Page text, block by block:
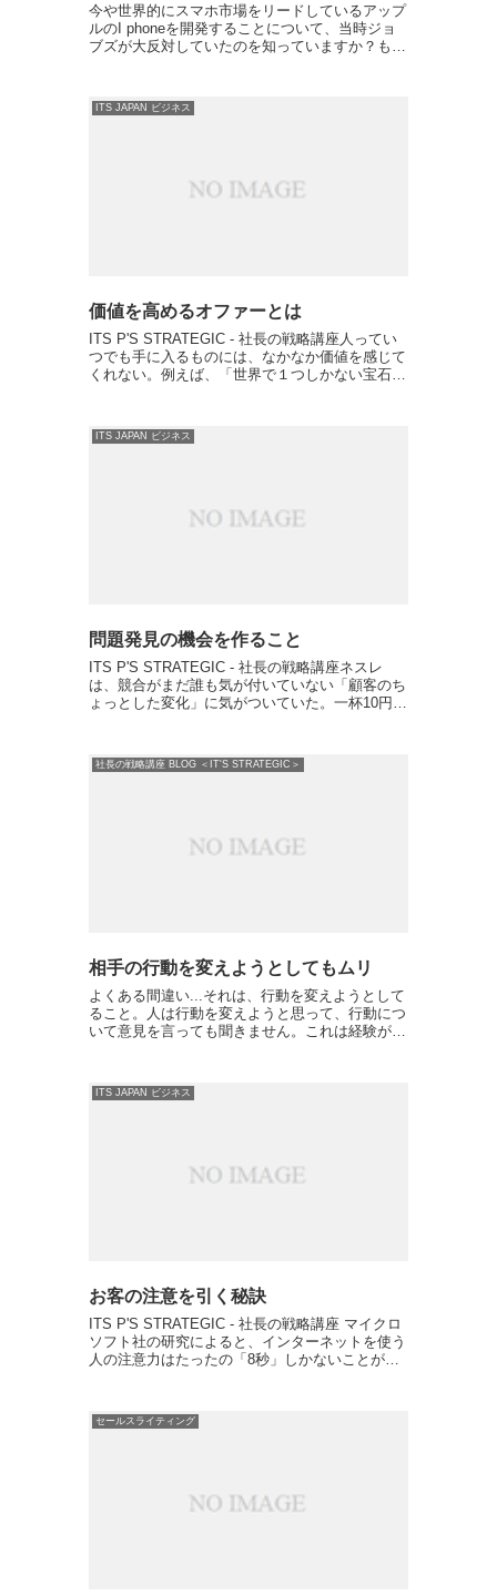
今や世界的にスマホ市場をリードしているアップ
ルのI phoneを開発することについて、当時ジョ
ブズが大反対していたのを知っていますか？もし
模チームがジ...
ITS JAPAN ビジネス
価値を高めるオファーとは
ITS P'S STRATEGIC - 社長の戦略講座人ってい
つでも手に入るものには、なかなか価値を感じて
くれない。例えば、「世界で１つしかない宝石」
な...
ITS JAPAN ビジネス
問題発見の機会を作ること
ITS P'S STRATEGIC - 社長の戦略講座ネスレ
は、競合がまだ誰も気が付いていない「顧客のち
ょっとした変化」に気がついていた。一杯10円で
社長の戦略講座 BLOG ＜IT'S STRATEGIC＞
相手の行動を変えようとしてもムリ
よくある間違い...それは、行動を変えようとして
ること。人は行動を変えようと思って、行動につ
いて意見を言っても聞きません。これは経験があ
ぃ！」このような行...
ITS JAPAN ビジネス
お客の注意を引く秘訣
ITS P'S STRATEGIC - 社長の戦略講座 マイクロ
ソフト社の研究によると、インターネットを使う
人の注意力はたったの「8秒」しかないことが明
魚...
セールスライティング